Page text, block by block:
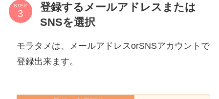
STEP
登録するメールアドレスまたは
SNSを選択
モラタメは、メールアドレスorSNSアカウントで
登録出来ます。